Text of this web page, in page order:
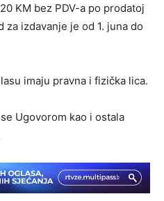
KM bez PDV-a po prodatoj
izdavanje je od 1. juna do
imaju pravna i fizička lica.
Ugovorom kao i ostala